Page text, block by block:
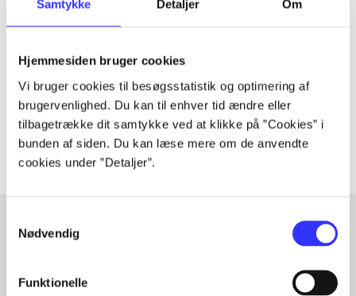
Samtykke Detaljer Om
Hjemmesiden bruger cookies
Vi bruger cookies til besøgsstatistik og optimering af
brugervenlighed. Du kan til enhver tid ændre eller
tilbagetrække dit samtykke ved at klikke på ”Cookies” i
bunden af siden. Du kan læse mere om de anvendte
cookies under ”Detaljer”.
Nødvendig
Funktionelle
Tidsskrift
Artiklen er en del af
Tidsskrift
Artiklerne ihandler ofte om
Fra